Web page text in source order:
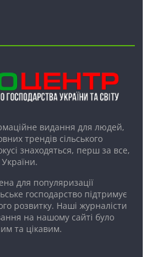
видання для людей,
трендів сільського
знаходяться, перш за все,
для популяризації
господарство підтримує
розвитку. Наші журналісти
на нашому сайті було
та цікавим.